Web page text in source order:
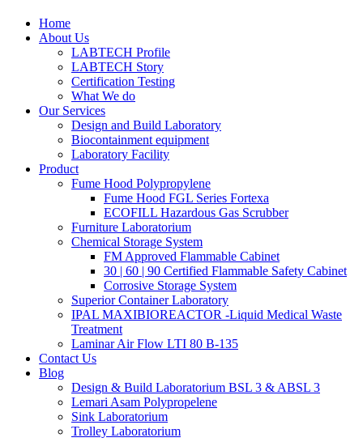
Home
About Us
LABTECH Profile
LABTECH Story
Certification Testing
What We do
Our Services
Design and Build Laboratory
Biocontainment equipment
Laboratory Facility
Product
Fume Hood Polypropylene
Fume Hood FGL Series Fortexa
ECOFILL Hazardous Gas Scrubber
Furniture Laboratorium
Chemical Storage System
FM Approved Flammable Cabinet
30 | 60 | 90 Certified Flammable Safety Cabinet
Corrosive Storage System
Superior Container Laboratory
IPAL MAXIBIOREACTOR -Liquid Medical Waste
Treatment
Laminar Air Flow LTI 80 B-135
Contact Us
Blog
Design & Build Laboratorium BSL 3 & ABSL 3
Lemari Asam Polypropelene
Sink Laboratorium
Trolley Laboratorium